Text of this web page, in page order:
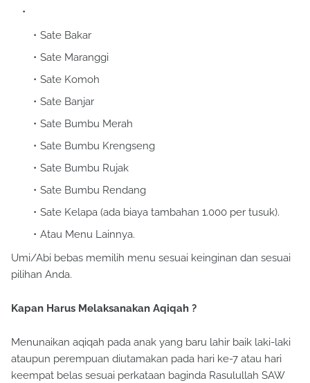
Sate Bakar
Sate Maranggi
Sate Komoh
Sate Banjar
Sate Bumbu Merah
Sate Bumbu Krengseng
Sate Bumbu Rujak
Sate Bumbu Rendang
Sate Kelapa (ada biaya tambahan 1.000 per tusuk).
Atau Menu Lainnya.
Umi/Abi bebas memilih menu sesuai keinginan dan sesuai
pilihan Anda.
Kapan Harus Melaksanakan Aqiqah ?
Menunaikan aqiqah pada anak yang baru lahir baik laki-laki
ataupun perempuan diutamakan pada hari ke-7 atau hari
keempat belas sesuai perkataan baginda Rasulullah SAW